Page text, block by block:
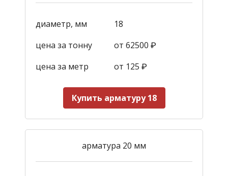
диаметр, мм
18
цена за тонну
от 62500 ₽
цена за метр
от 125 ₽
Купить арматуру 18
арматура 20 мм